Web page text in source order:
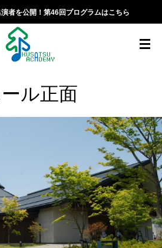
者を公開！第46回プログラムはこちら
ル正面